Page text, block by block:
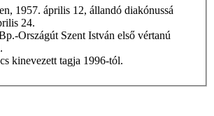
1957. április 12, állandó diakónussá
24.
Országút Szent István első vértanú
kinevezett tagja 1996-tól.